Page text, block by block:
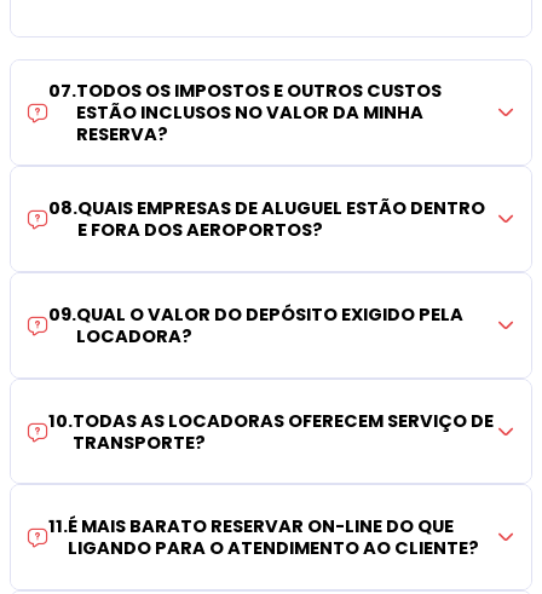
07.TODOS OS IMPOSTOS E OUTROS CUSTOS
ESTÃO INCLUSOS NO VALOR DA MINHA
RESERVA?
08.QUAIS EMPRESAS DE ALUGUEL ESTÃO DENTRO
E FORA DOS AEROPORTOS?
09.QUAL O VALOR DO DEPÓSITO EXIGIDO PELA
LOCADORA?
10.TODAS AS LOCADORAS OFERECEM SERVIÇO DE
TRANSPORTE?
11.É MAIS BARATO RESERVAR ON-LINE DO QUE
LIGANDO PARA O ATENDIMENTO AO CLIENTE?